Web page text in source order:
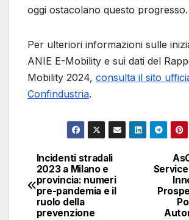
oggi ostacolano questo progresso.
Per ulteriori informazioni sulle
ANIE E-Mobility e sui dati del
Mobility 2024, consulta il sito
Confindustria.
Navigazione
articoli
Incidenti stradali
2023 a Milano e
provincia: numeri
pre-pandemia e il
ruolo della
prevenzione